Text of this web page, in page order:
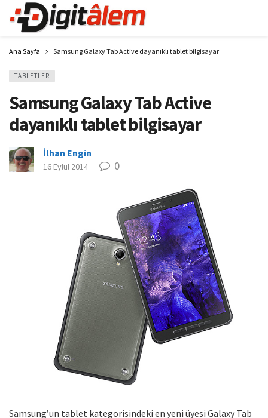
Ana Sayfa Samsung Galaxy Tab Active dayanıklı tablet bilgisayar
TABLETLER
Samsung Galaxy Tab Active
dayanıklı tablet bilgisayar
İlhan Engin
16 Eylül 2014 0
Samsung’un tablet kategorisindeki en yeni üyesi Galaxy Tab